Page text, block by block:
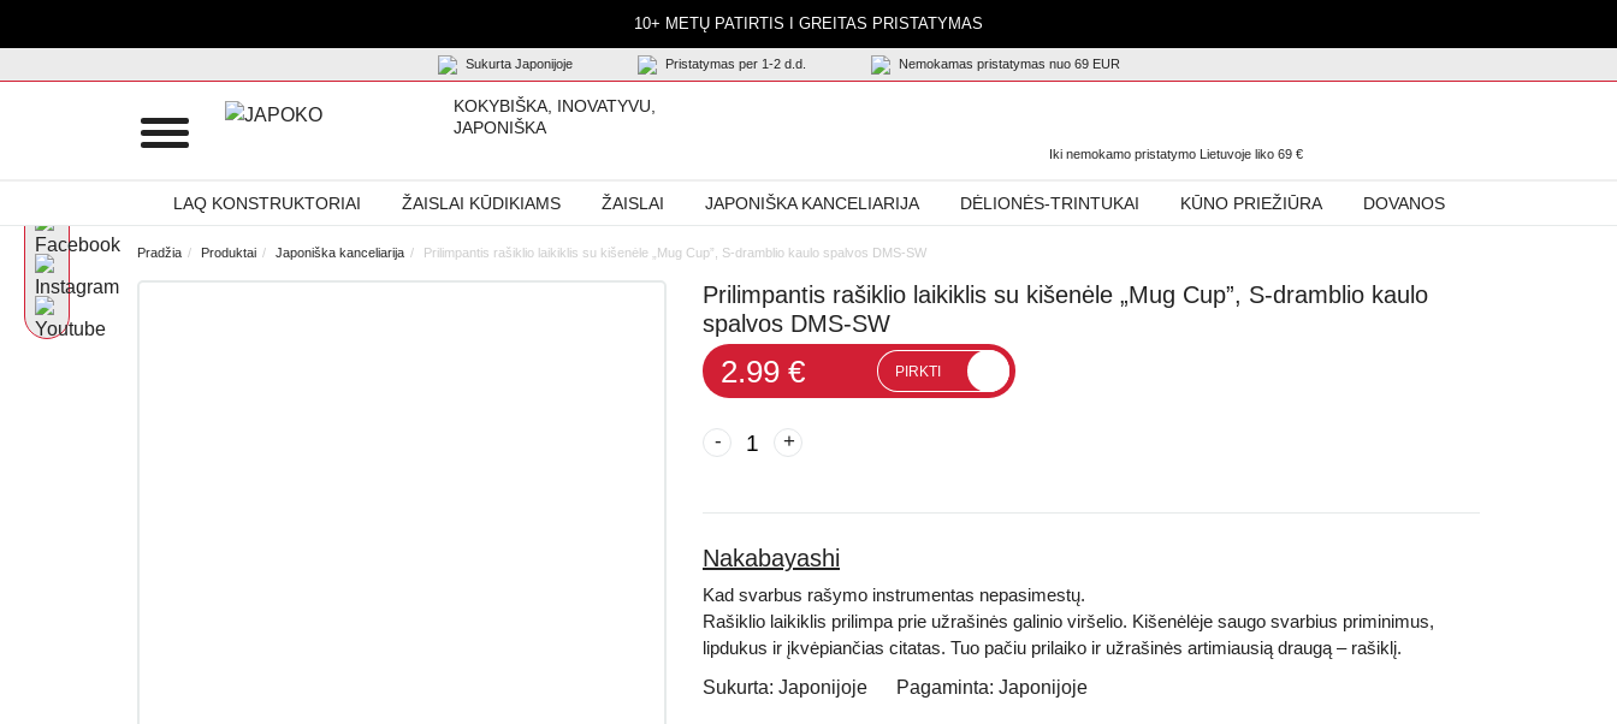
10+ METŲ PATIRTIS I GREITAS PRISTATYMAS
Sukurta Japonijoje Pristatymas per 1-2 d.d. Nemokamas pristatymas nuo 69 EUR
KOKYBIŠKA, INOVATYVU,
JAPONIŠKA
Iki nemokamo pristatymo Lietuvoje liko 69 €
LAQ KONSTRUKTORIAI ŽAISLAI KŪDIKIAMS ŽAISLAI JAPONIŠKA KANCELIARIJA DĖLIONĖS-TRINTUKAI KŪNO PRIEŽIŪRA DOVANOS
Pradžia Produktai Japoniška kanceliarija Prilimpantis rašiklio laikiklis su kišenėle „Mug Cup”, S-dramblio kaulo spalvos DMS-SW
Prilimpantis rašiklio laikiklis su kišenėle „Mug Cup”, S-dramblio kaulo
spalvos DMS-SW
2.99 € PIRKTI
- +
Nakabayashi
Kad svarbus rašymo instrumentas nepasimestų.
Rašiklio laikiklis prilimpa prie užrašinės galinio viršelio. Kišenėlėje saugo svarbius priminimus,
lipdukus ir įkvėpiančias citatas. Tuo pačiu prilaiko ir užrašinės artimiausią draugą – rašiklį.
Sukurta: Japonijoje Pagaminta: Japonijoje